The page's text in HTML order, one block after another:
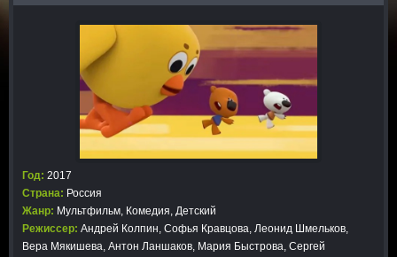
Год: 2017
Страна: Россия
Жанр: Мультфильм, Комедия, Детский
Режиссер: Андрей Колпин, Софья Кравцова, Леонид Шмельков,
Вера Мякишева, Антон Ланшаков, Мария Быстрова, Сергей